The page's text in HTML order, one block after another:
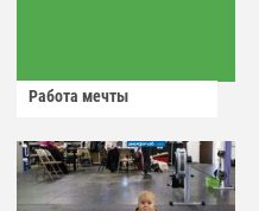
Работа мечты